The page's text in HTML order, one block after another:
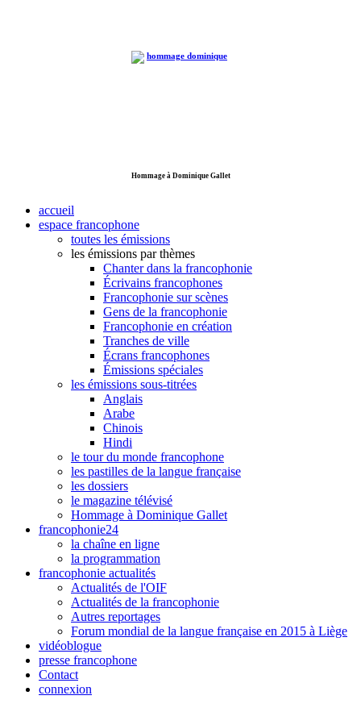
Hommage à Dominique Gallet
accueil
espace francophone
toutes les émissions
les émissions par thèmes
Chanter dans la francophonie
Écrivains francophones
Francophonie sur scènes
Gens de la francophonie
Francophonie en création
Tranches de ville
Écrans francophones
Émissions spéciales
les émissions sous-titrées
Anglais
Arabe
Chinois
Hindi
le tour du monde francophone
les pastilles de la langue française
les dossiers
le magazine télévisé
Hommage à Dominique Gallet
francophonie24
la chaîne en ligne
la programmation
francophonie actualités
Actualités de l'OIF
Actualités de la francophonie
Autres reportages
Forum mondial de la langue française en 2015 à Liège
vidéoblogue
presse francophone
Contact
connexion